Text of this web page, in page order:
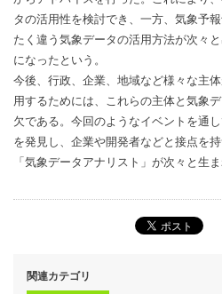
タの活用性を検討でき、一方、気象予
たく違う気象データの活用方法が次々
になったという。
今後、行政、企業、地域など様々な主
用するためには、これらの主体と気象
欠である。今回のようなイベントを通
を発見し、企業や開発者などと接点を
「気象データアナリスト」が次々と生
関連カテゴリ